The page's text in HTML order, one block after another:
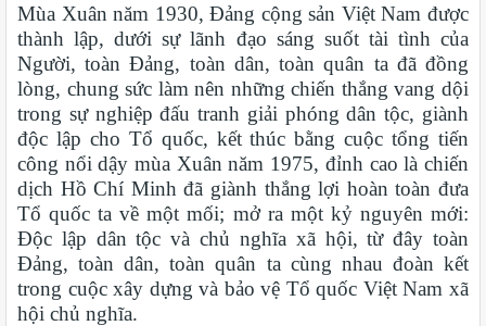
Mùa Xuân năm 1930, Đảng cộng sản Việt Nam được
thành lập, dưới sự lãnh đạo sáng suốt tài tình của
Người, toàn Đảng, toàn dân, toàn quân ta đã đồng
lòng, chung sức làm nên những chiến thắng vang dội
trong sự nghiệp đấu tranh giải phóng dân tộc, giành
độc lập cho Tổ quốc, kết thúc bằng cuộc tổng tiến
công nổi dậy mùa Xuân năm 1975, đỉnh cao là chiến
dịch Hồ Chí Minh đã giành thắng lợi hoàn toàn đưa
Tổ quốc ta về một mối; mở ra một kỷ nguyên mới:
Độc lập dân tộc và chủ nghĩa xã hội, từ đây toàn
Đảng, toàn dân, toàn quân ta cùng nhau đoàn kết
trong cuộc xây dựng và bảo vệ Tổ quốc Việt Nam xã
hội chủ nghĩa.